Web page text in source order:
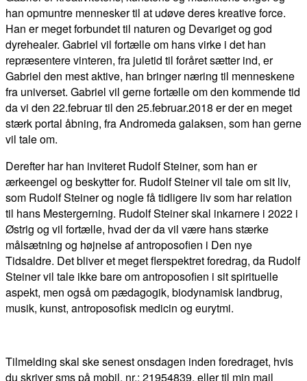
han opmuntre mennesker til at udøve deres kreative force.
Han er meget forbundet til naturen og Devariget og god
dyrehealer. Gabriel vil fortælle om hans virke i det han
repræsentere vinteren, fra juletid til foråret sætter ind, er
Gabriel den mest aktive, han bringer næring til menneskene
fra universet. Gabriel vil gerne fortælle om den kommende tid
da vi den 22.februar til den 25.februar.2018 er der en meget
stærk portal åbning, fra Andromeda galaksen, som han gerne
vil tale om.
Derefter har han inviteret Rudolf Steiner, som han er
ærkeengel og beskytter for. Rudolf Steiner vil tale om sit liv,
som Rudolf Steiner og nogle få tidligere liv som har relation
til hans Mestergerning. Rudolf Steiner skal inkarnere i 2022 i
Østrig og vil fortælle, hvad der da vil være hans stærke
målsætning og højnelse af antroposofien i Den nye
Tidsaldre. Det bliver et meget flerspektret foredrag, da Rudolf
Steiner vil tale ikke bare om antroposofien i sit spirituelle
aspekt, men også om pædagogik, biodynamisk landbrug,
musik, kunst, antroposofisk medicin og eurytmi.
Tilmelding skal ske senest onsdagen inden foredraget, hvis
du skriver sms på mobil. nr.: 21954839, eller til min mail